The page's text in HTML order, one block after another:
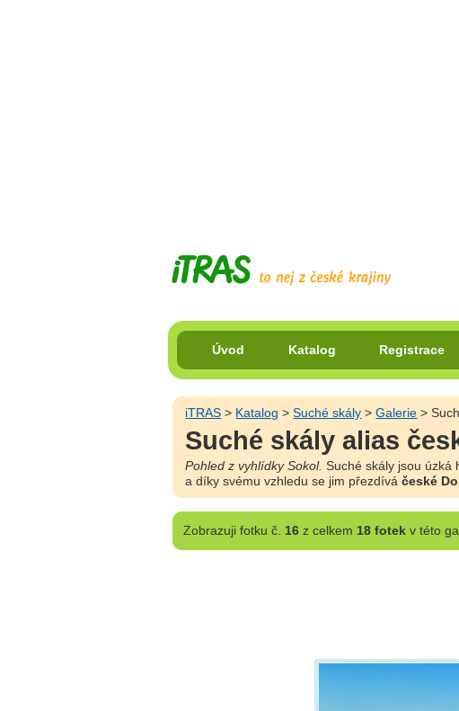
Úvod Katalog Registrace
iTRAS > Katalog >Suché skály >Galerie >
Suché skály alias
Pohled z vyhlídky Sokol. Suché skály jsou úzká
a díky svému vzhledu se jim přezdívá české
Zobrazujifotku č. 16z celkem 18 fotekv této